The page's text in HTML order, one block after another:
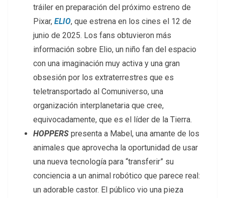
tráiler en preparación del próximo estreno de
Pixar, ELIO, que estrena en los cines el 12 de
junio de 2025. Los fans obtuvieron más
información sobre Elio, un niño fan del espacio
con una imaginación muy activa y una gran
obsesión por los extraterrestres que es
teletransportado al Comuniverso, una
organización interplanetaria que cree,
equivocadamente, que es el líder de la Tierra.
HOPPERS presenta a Mabel, una amante de los
animales que aprovecha la oportunidad de usar
una nueva tecnología para “transferir” su
conciencia a un animal robótico que parece real:
un adorable castor. El público vio una pieza